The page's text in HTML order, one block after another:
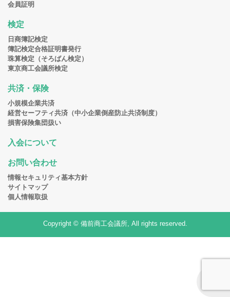
会員証明
検定
日商簿記検定
簿記検定合格証明書発行
珠算検定（そろばん検定）
東京商工会議所検定
共済・保険
小規模企業共済
経営セーフティ共済（中小企業倒産防止共済制度）
損害保険集団扱い
入会について
お問い合わせ
情報セキュリティ基本方針
サイトマップ
個人情報取扱
Copyright © 備前商工会議所, All rights reserved.